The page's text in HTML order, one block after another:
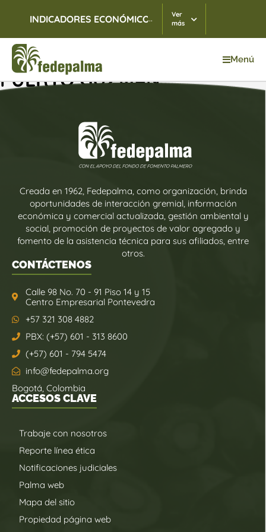
INDICADORES ECONÓMICOS TRM 07/08/2026
...
Ver
más
Menú
PUERTO GUZMÁN
Creada en 1962, Fedepalma, como organización, brinda
oportunidades de interacción gremial, información
económica y comercial actualizada, gestión ambiental y
social, promoción de proyectos de valor agregado y
fomento de la asistencia técnica para sus afiliados, entre
otros.
CONTÁCTENOS
Calle 98 No. 70 - 91 Piso 14 y 15
Centro Empresarial Pontevedra
+57 321 308 4882
PBX: (+57) 601 - 313 8600
(+57) 601 - 794 5474
info@fedepalma.org
Bogotá, Colombia
ACCESOS CLAVE
Trabaje con nosotros
Reporte línea ética
Notificaciones judiciales
Palma web
Mapa del sitio
Propiedad página web